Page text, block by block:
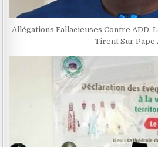
Allégations Fallacieuses Contre ADD,
Tirent Sur Pape